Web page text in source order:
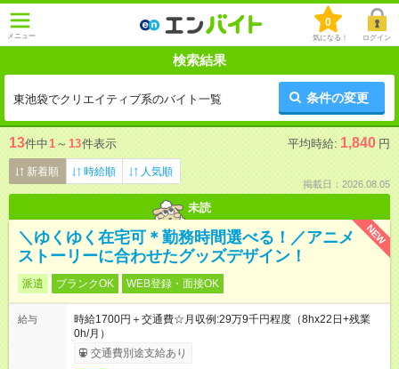
メニュー
0
気になる！ ログイン
検索結果
東池袋でクリエイティブ系のバイト一覧 条件の変更
13件中1 ～ 13件表示 平均時給: 1,840 円
新着順 時給順 人気順
掲載日：2026.08.05
未読
NEW
＼ゆくゆく在宅可＊勤務時間選べる！／アニメ
ストーリーに合わせたグッズデザイン！
派遣 ブランクOK WEB登録・面接OK
給与
時給1700円＋交通費☆月収例:29万9千円程度（8hx22日+残業
0h/月）
交通費別途支給あり